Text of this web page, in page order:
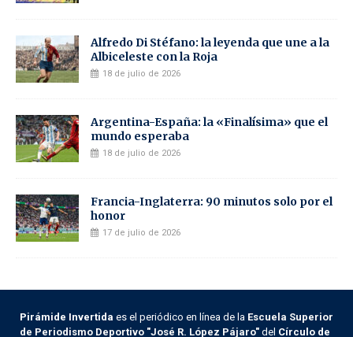
Alfredo Di Stéfano: la leyenda que une a la
Albiceleste con la Roja
18 de julio de 2026
Argentina-España: la «Finalísima» que el
mundo esperaba
18 de julio de 2026
Francia-Inglaterra: 90 minutos solo por el
honor
17 de julio de 2026
Pirámide Invertida es el periódico en línea de la Escuela Superior
de Periodismo Deportivo "José R. López Pájaro" del Círculo de